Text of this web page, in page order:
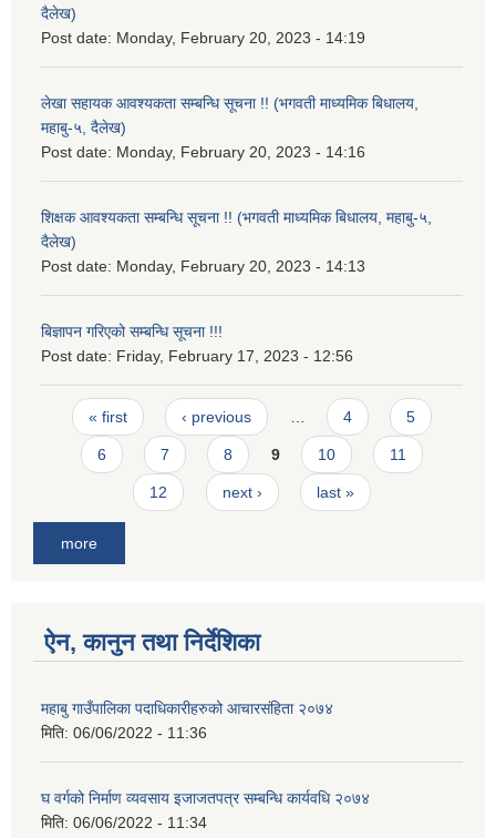
दैलेख)
Post date: Monday, February 20, 2023 - 14:19
लेखा सहायक आवश्यकता सम्बन्धि सूचना !! (भगवती माध्यमिक बिधालय,
महाबु-५, दैलेख)
Post date: Monday, February 20, 2023 - 14:16
शिक्षक आवश्यकता सम्बन्धि सूचना !! (भगवती माध्यमिक बिधालय, महाबु-५,
दैलेख)
Post date: Monday, February 20, 2023 - 14:13
बिज्ञापन गरिएको सम्बन्धि सूचना !!!
Post date: Friday, February 17, 2023 - 12:56
Pages
« first ‹ previous 4 5
6 7 8 9 10 11
12 next › last »
more
ऐन, कानुन तथा निर्देशिका
महाबु गाउँपालिका पदाधिकारीहरुको आचारसंहिता २०७४
मिति: 06/06/2022 - 11:36
घ वर्गको निर्माण व्यवसाय इजाजतपत्र सम्बन्धि कार्यवधि २०७४
मिति: 06/06/2022 - 11:34